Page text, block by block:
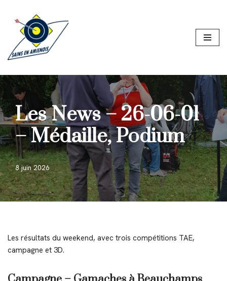
Aller
contenu
Les News – 26-06-01
– Médaille, Podium
8 juin 2026
Les résultats du weekend, avec trois compétitions TAE,
campagne et 3D.